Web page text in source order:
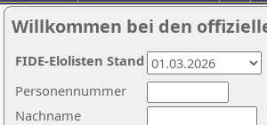
Willkommen bei den
Nachname
Personennummer
FIDE-Elolisten Stand